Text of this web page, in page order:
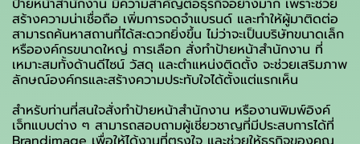
ป้ายหน้าสำนักงาน มีความสำคัญต่อธุรกิจอย่างมาก เพราะช่วย
สร้างความน่าเชื่อถือ เพิ่มการจดจำแบรนด์ และทำให้ผู้มาติดต่อ
สามารถค้นหาสถานที่ได้สะดวกยิ่งขึ้น ไม่ว่าจะเป็นบริษัทขนาดเล็ก
หรือองค์กรขนาดใหญ่ การเลือก สั่งทำป้ายหน้าสำนักงาน ที่
เหมาะสมทั้งด้านดีไซน์ วัสดุ และตำแหน่งติดตั้ง จะช่วยเสริมภาพ
ลักษณ์องค์กรและสร้างความประทับใจได้ตั้งแต่แรกเห็น
สำหรับท่านที่สนใจสั่งทำป้ายหน้าสำนักงาน หรืองานพิมพ์อิงค์
เจ็ทแบบต่าง ๆ สามารถสอบถามผู้เชี่ยวชาญที่มีประสบการได้ที่